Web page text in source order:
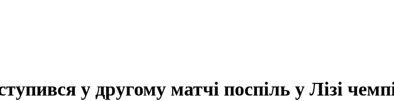
у другому матчі поспіль у Лізі